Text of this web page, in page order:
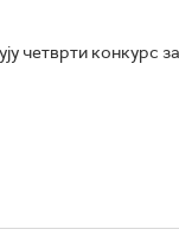
четврти конкурс